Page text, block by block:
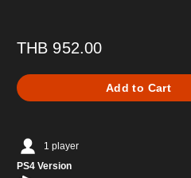
THB 952.00
Add to Cart
1 player
PS4 Version